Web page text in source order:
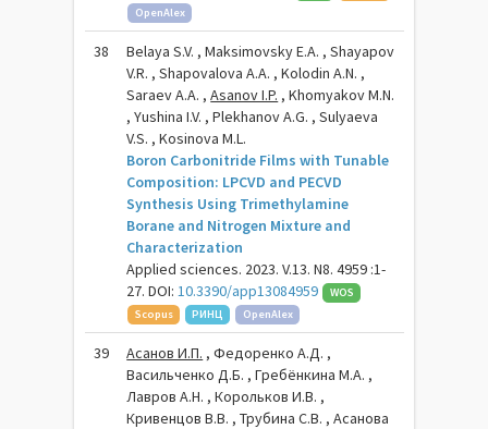
OpenAlex
38
Belaya S.V. , Maksimovsky E.A. , Shayapov
V.R. , Shapovalova A.A. , Kolodin A.N. ,
Saraev A.A. ,Asanov I.P. , Khomyakov M.N.
, Yushina I.V. , Plekhanov A.G. , Sulyaeva
V.S. , Kosinova M.L.
Boron Carbonitride Films with Tunable
Composition: LPCVD and PECVD
Synthesis Using Trimethylamine
Borane and Nitrogen Mixture and
Characterization
Applied sciences. 2023. V.13. N8. 4959 :1-
27. DOI:10.3390/app13084959
WOS
Scopus
РИНЦ OpenAlex
39 Асанов И.П. , Федоренко А.Д. ,
Васильченко Д.Б. , Гребёнкина М.А. ,
Лавров А.Н. , Корольков И.В. ,
Кривенцов В.В. , Трубина С.В. , Асанова